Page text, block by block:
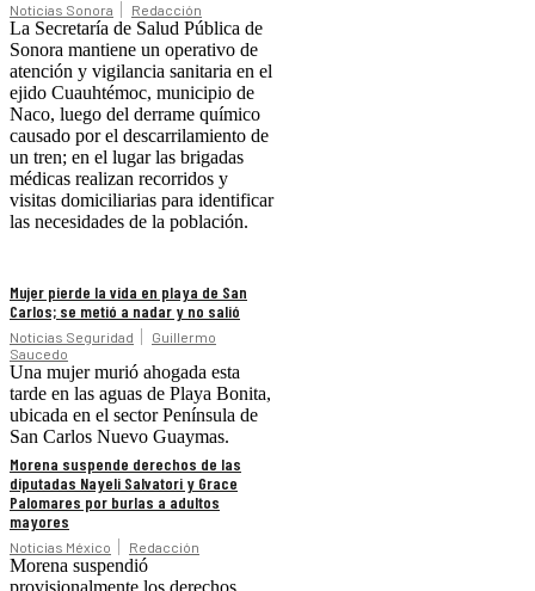
Noticias Sonora Redacción
La Secretaría de Salud Pública de
Sonora mantiene un operativo de
atención y vigilancia sanitaria en el
ejido Cuauhtémoc, municipio de
Naco, luego del derrame químico
causado por el descarrilamiento de
un tren; en el lugar las brigadas
médicas realizan recorridos y
visitas domiciliarias para identificar
las necesidades de la población.
Mujer pierde la vida en playa de San
Carlos; se metió a nadar y no salió
Noticias Seguridad
Guillermo
Saucedo
Una mujer murió ahogada esta
tarde en las aguas de Playa Bonita,
ubicada en el sector Península de
San Carlos Nuevo Guaymas.
Morena suspende derechos de las
diputadas Nayeli Salvatori y Grace
Palomares por burlas a adultos
mayores
Noticias México Redacción
Morena suspendió
provisionalmente los derechos